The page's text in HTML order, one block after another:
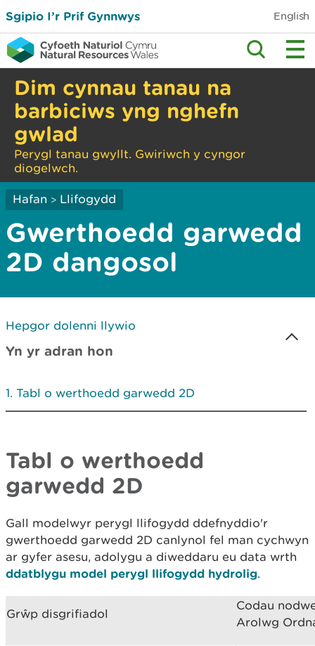
Sgipio I’r Prif Gynnwys English
Dim cynnau tanau na
barbiciws yng nghefn
gwlad
Perygl tanau gwyllt. Gwiriwch y cyngor
diogelwch.
Hafan > Llifogydd
Gwerthoedd garwedd
2D dangosol
Hepgor dolenni llywio
Yn yr adran hon
Tabl o werthoedd garwedd 2D
Tabl o werthoedd
garwedd 2D
Gall modelwyr perygl llifogydd ddefnyddio'r
gwerthoedd garwedd 2D canlynol fel man cychwyn
ar gyfer asesu, adolygu a diweddaru eu data wrth
ddatblygu model perygl llifogydd hydrolig.
Grŵp disgrifiadol
Codau
Arolwg